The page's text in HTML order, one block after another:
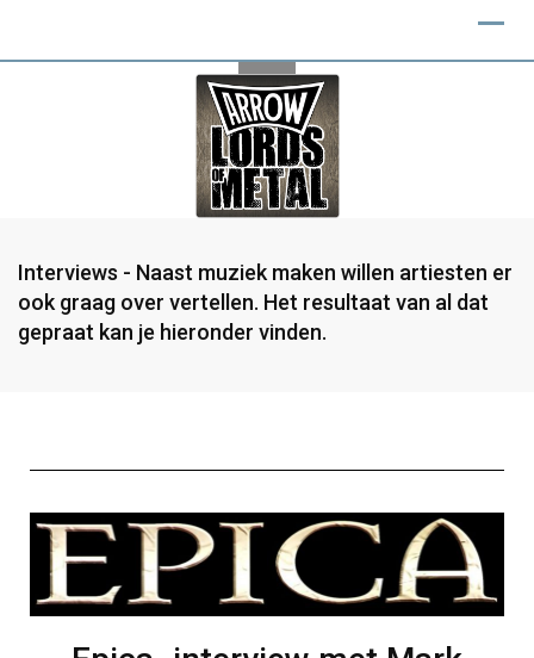
Interviews - Naast muziek maken willen artiesten er
ook graag over vertellen. Het resultaat van al dat
gepraat kan je hieronder vinden.